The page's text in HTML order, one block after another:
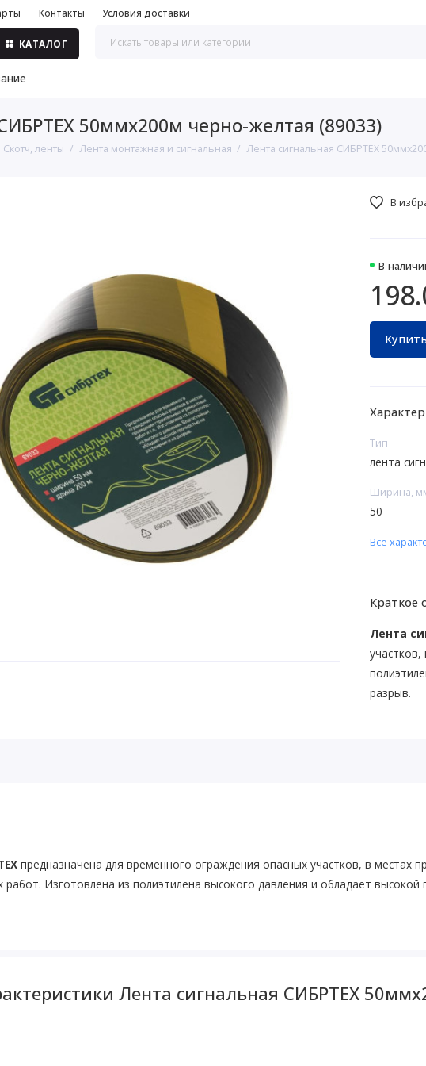
Контакты Условия доставки
КАТАЛОГ
50ммх200м черно-желтая (89033)
Скотч, ленты Лента монтажная и сигнальная Лента сигнальная СИБРТЕХ
В
В
Тип
лента
Ширина,
50
Все
Краткое
Лента
разрыв.
предназначена для временного ограждения опасных участков, в местах
Изготовлена из полиэтилена высокого давления и обладает высокой
Лента сигнальная СИБРТЕХ